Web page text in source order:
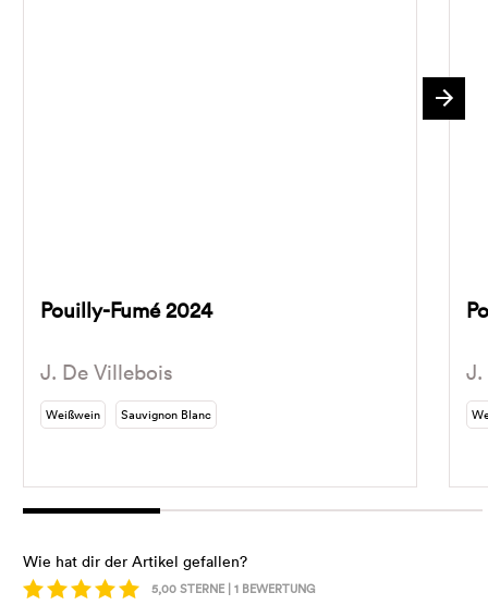
Pouilly-Fumé 2024
J. De Villebois
Weißwein Sauvignon Blanc
J.
Wie hat dir der Artikel gefallen?
5,00STERNE | 1 BEWERTUNG